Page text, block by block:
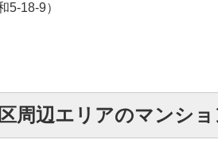
5-18-9）
周辺エリアのマンシ